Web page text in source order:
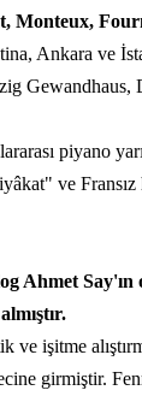
Monteux,
Ankara ve
piyano
ve
Ahmet
işitme
girmiştir.